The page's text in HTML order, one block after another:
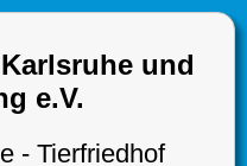
und
e.V.
- Tierfriedhof